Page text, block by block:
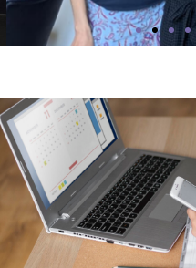
Investigadores
UNA INVESTIGADORA DE
FORMACIÓN EN HARVARD
FELINOS QUE PROMETE
REPRODUCTIVA DE LA